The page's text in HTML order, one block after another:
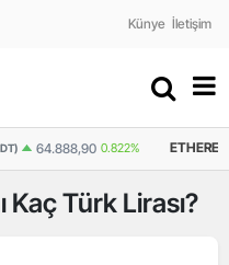
Künye İletişim
0.822% ETHEREUM (USDT)
Kaç Türk Lirası?